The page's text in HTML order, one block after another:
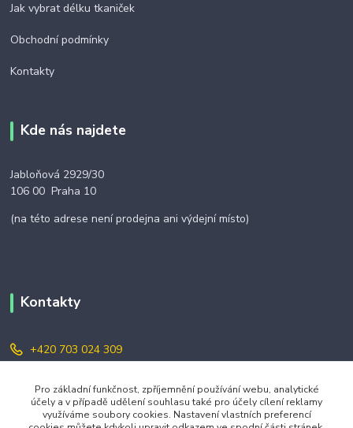
Jak vybrat délku tkaniček
Obchodní podmínky
Kontakty
Kde nás najdete
Jabloňová 2929/30
106 00 Praha 10
(na této adrese není prodejna ani výdejní místo)
Kontakty
+420 703 024 309
objednavky@zavazuj.cz
Pro základní funkčnost, zpříjemnění používání webu, analytické
účely a v případě udělení souhlasu také pro účely cílení reklamy
využíváme soubory cookies. Nastavení vlastních preferencí